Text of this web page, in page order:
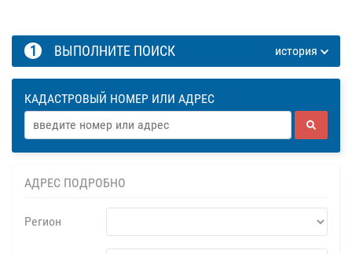
1 ВЫПОЛНИТЕ ПОИСК история
КАДАСТРОВЫЙ НОМЕР ИЛИ АДРЕС
АДРЕС ПОДРОБНО
Регион